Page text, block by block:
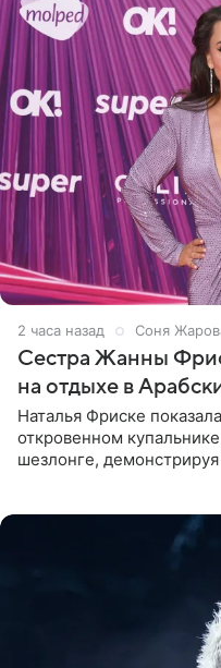
2 часа назад Соня
Сестра Жанны
на отдыхе в
Наталья Фриске
откровенном
шезлонге,